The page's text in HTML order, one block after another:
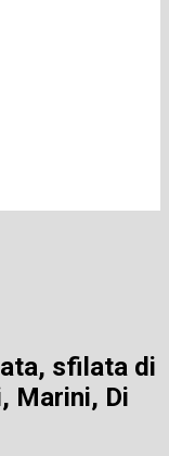
sfilata di
Marini, Di